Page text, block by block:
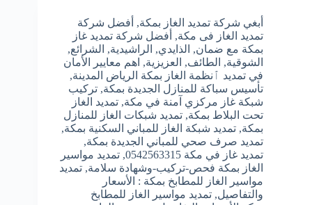
أبغي شركة تمديد الغاز بمكة, أفضل شركة
تمديد الغاز فى مكة, أفضل شركة تمديد غاز
بمكة مع ضمان, الذايدي, الراشيدية, الشرائع,
الشوقية, الطائف, العزيزية, اهم معايير الأمان
في تمديد ٱنظمة الغاز بمكة الرياض المدينة,
تأسيس سباكة للمنازل الجديدة بمكة, تركيب
شبكة غاز مركزي آمنة في مكة, تمديد الغاز
تحت البلاط بمكة, تمديد شبكات الغاز للمنازل
بمكة, تمديد شبكة الغاز للمباني السكنية بمكة,
تمديد صرف صحي للمباني الجديدة بمكة,
تمديد غاز في مكة 0542563315
, تمديد مواسير
الغاز بمكة فحص-تركيب-وشهادة سلامة, تمديد
مواسير الغاز للمطابخ بمكة : الأسعار
والتفاصيل, تمديد مواسير الغاز للمطابخ